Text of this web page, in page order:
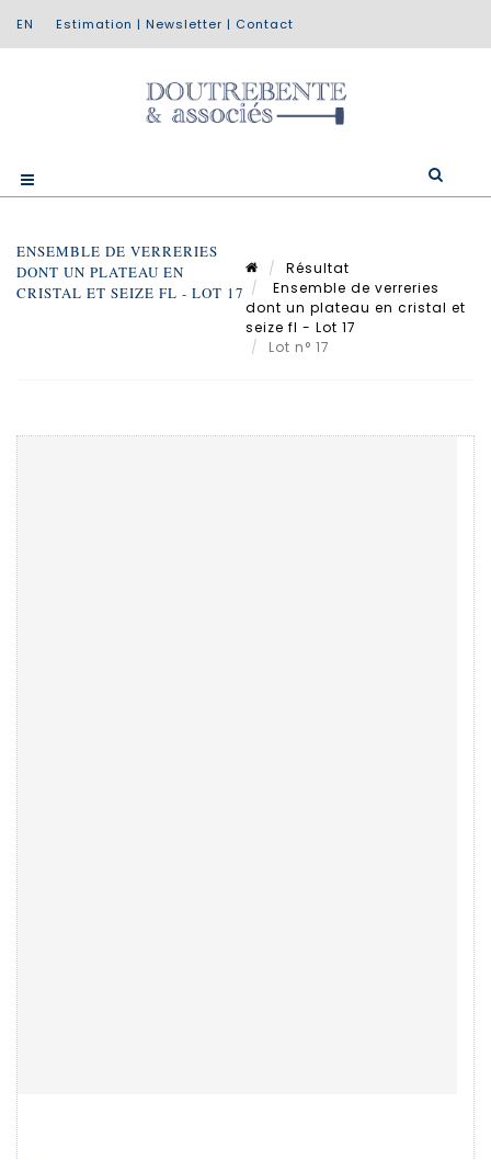
Estimation | Newsletter | Contact
ENSEMBLE DE VERRERIES
DONT UN PLATEAU EN
CRISTAL ET SEIZE FL - LOT 17
Résultat
Ensemble de verreries
dont un plateau en cristal et
seize fl - Lot 17
Lot n° 17